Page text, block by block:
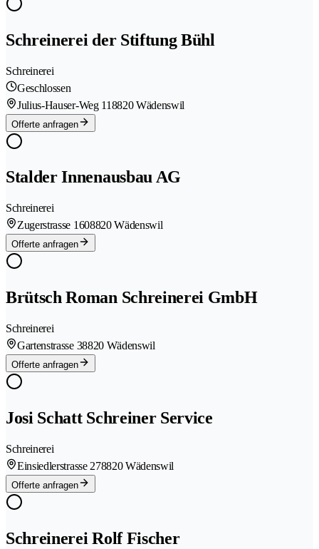
Schreinerei der Stiftung Bühl
Schreinerei
Geschlossen
Julius-Hauser-Weg 118820 Wädenswil
Offerte anfragen
Stalder Innenausbau AG
Schreinerei
Zugerstrasse 1608820 Wädenswil
Offerte anfragen
Brütsch Roman Schreinerei GmbH
Schreinerei
Gartenstrasse 38820 Wädenswil
Offerte anfragen
Josi Schatt Schreiner Service
Schreinerei
Einsiedlerstrasse 278820 Wädenswil
Offerte anfragen
Schreinerei Rolf Fischer